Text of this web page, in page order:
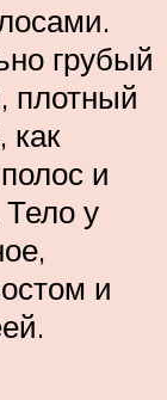
грубый
плотный
как
и
у
и